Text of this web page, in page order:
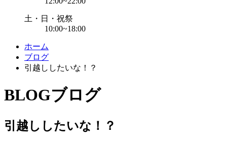
土・日・祝祭
10:00~18:00
ホーム
ブログ
引越ししたいな！？
BLOGブログ
引越ししたいな！？